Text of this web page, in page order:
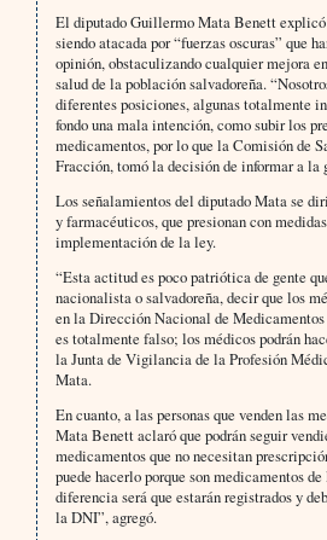
El diputado Guillermo Mata Benett
siendo atacada por “fuerzas oscuras” que
opinión, obstaculizando cualquier mejora
salud de la población salvadoreña.
diferentes posiciones, algunas totalmente
fondo una mala intención, como subir los
medicamentos, por lo que la Comisión de
Fracción, tomó la decisión de informar a la
Los señalamientos del diputado Mata se
y farmacéuticos, que presionan con
implementación de la ley.
“Esta actitud es poco patriótica de gente
nacionalista o salvadoreña, decir que los
en la Dirección Nacional de
es totalmente falso; los médicos podrán
la Junta de Vigilancia de la Profesión
Mata.
En cuanto, a las personas que venden las
Mata Benett aclaró que podrán seguir
medicamentos que no necesitan
puede hacerlo porque son medicamentos
diferencia será que estarán registrados y
la DNI”, agregó.